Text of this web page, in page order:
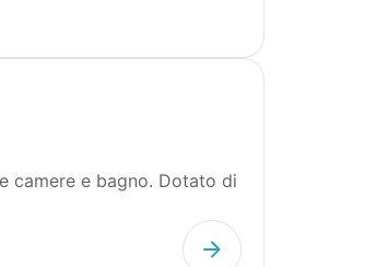
camere e bagno. Dotato di